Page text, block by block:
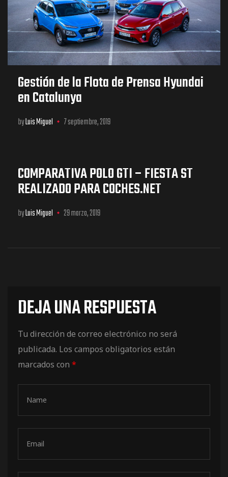
Gestión de la Flota de Prensa Hyundai
en Catalunya
byLuis Miguel 7 septiembre, 2019
COMPARATIVA POLO GTI – FIESTA ST
REALIZADO PARA COCHES.NET
byLuis Miguel 29 marzo, 2019
DEJA UNA RESPUESTA
Tu dirección de correo electrónico no será
publicada. Los campos obligatorios están
marcados con *